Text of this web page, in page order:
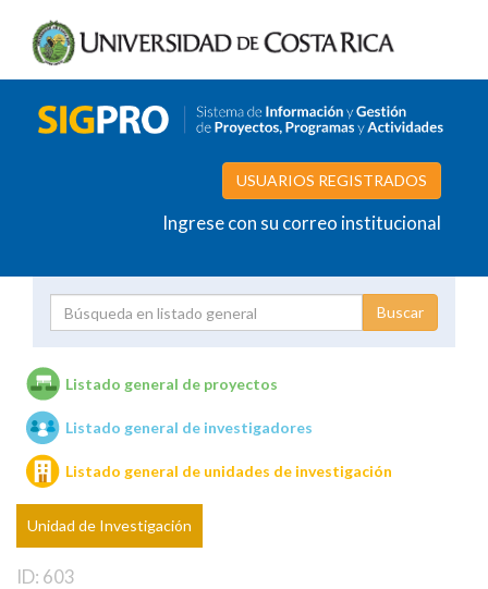
USUARIOS REGISTRADOS
Ingrese con su correo institucional
Unidades de investigación
Listado general de proyectos
Listado general de investigadores
Listado general de unidades de investigación
Unidad de Investigación
ID: 603